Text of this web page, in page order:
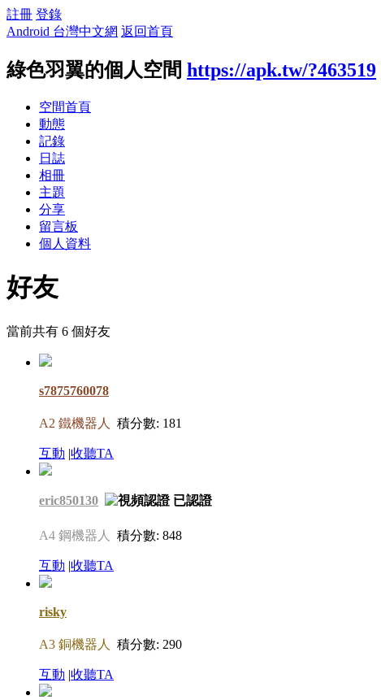
註冊 登錄
Android 台灣中文網 返回首頁
綠色羽翼的個人空間 https://apk.tw/?463519
空間首頁
動態
記錄
日誌
相冊
主題
分享
留言板
個人資料
好友
當前共有 6 個好友
s7875760078
A2 鐵機器人 積分數: 181
互動 |收聽TA
eric850130
A4 鋼機器人 積分數: 848
互動 |收聽TA
risky
A3 銅機器人 積分數: 290
互動 |收聽TA